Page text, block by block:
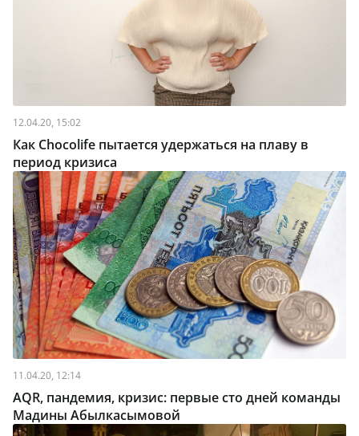
12.04.20, 15:02
Как Chocolife пытается удержаться на плаву в
период кризиса
11.04.20, 12:14
AQR, пандемия, кризис: первые сто дней команды
Мадины Абылкасымовой